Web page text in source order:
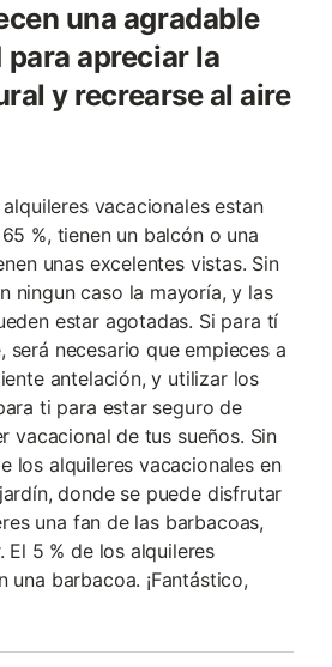
una agradable
apreciar la
y recrearse al aire
vacacionales estan
%, tienen un balcón o una
unas excelentes vistas. Sin
ningun caso la mayoría, y las
estar agotadas. Si para tí
será necesario que empieces a
antelación, y utilizar los
ti para estar seguro de
vacacional de tus sueños. Sin
los alquileres vacacionales en
donde se puede disfrutar
una fan de las barbacoas,
El 5 % de los alquileres
una barbacoa. ¡Fantástico,